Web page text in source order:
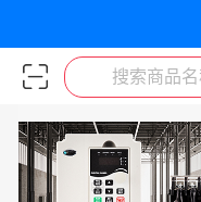
搜索商品